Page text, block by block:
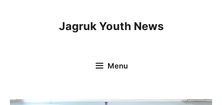
Jagruk Youth News
Menu